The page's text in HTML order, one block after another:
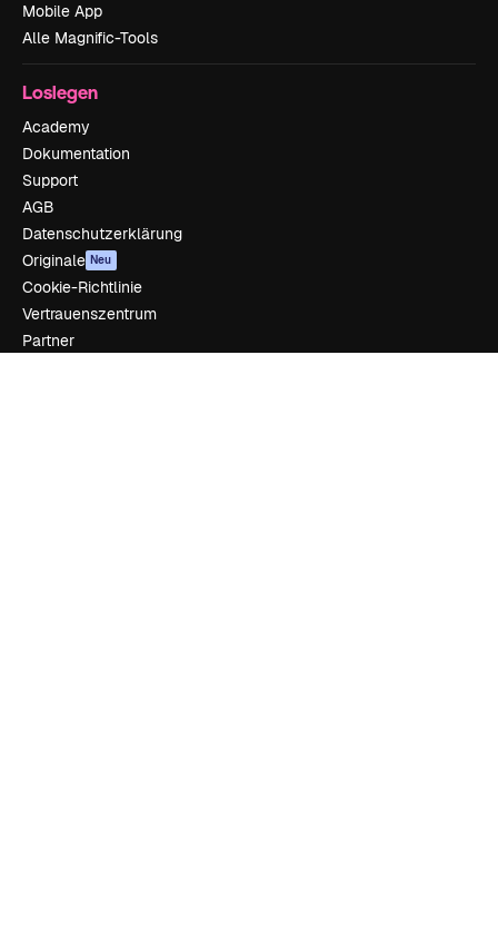
Mobile App
Alle Magnific-Tools
Loslegen
Academy
Dokumentation
Support
AGB
Datenschutzerklärung
Originale Neu
Cookie-Richtlinie
Vertrauenszentrum
Partner